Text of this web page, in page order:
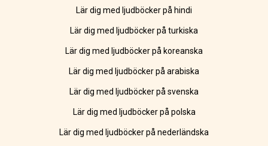
Lär dig med ljudböcker på hindi
Lär dig med ljudböcker på turkiska
Lär dig med ljudböcker på koreanska
Lär dig med ljudböcker på arabiska
Lär dig med ljudböcker på svenska
Lär dig med ljudböcker på polska
Lär dig med ljudböcker på nederländska